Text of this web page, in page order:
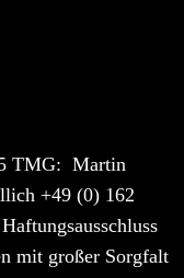
TMG: Martin
+49 (0) 162
mit großer Sorgfalt